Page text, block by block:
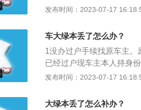
登记地车辆管理所申请补
位用户办理需要提交：1、
本原件；3、加盖单位公
程：1、车主携带所需资
辆通过专门的查验通道，
车辆进行查验，查验完成
办理业务，然后到对应窗
发布时间：2023-07-17
车大绿本丢了怎么办？
1没办过户手续找原车主
已经过户现车主本人持身
能代办的机动车业务，必
发布时间：2023-07-17
大绿本丢了怎么补办？